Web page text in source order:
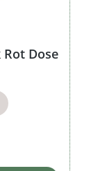
Dose
Preis: